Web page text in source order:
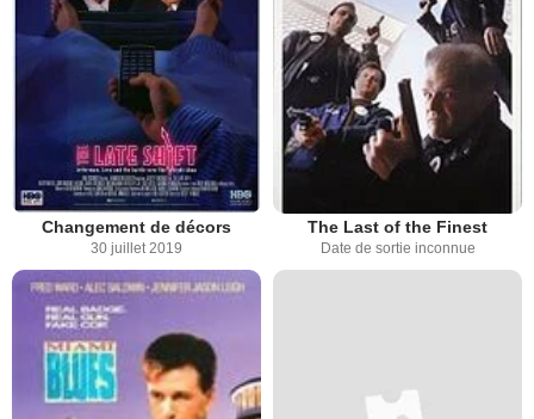
Changement de décors
30 juillet 2019
The Last of the Finest
Date de sortie inconnue